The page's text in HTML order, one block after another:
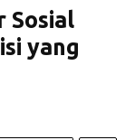
Sosial
yang